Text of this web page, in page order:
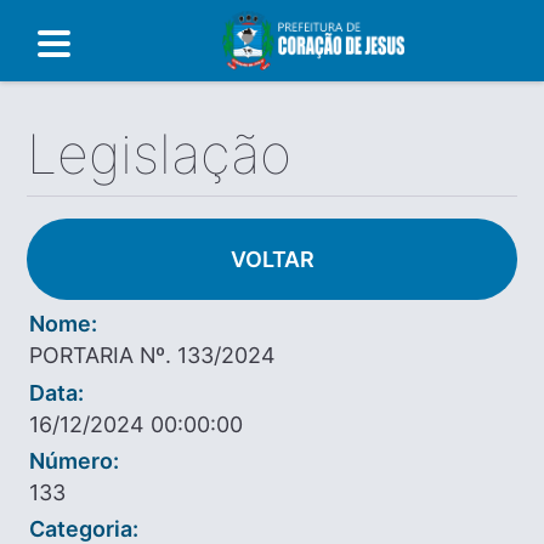
Legislação
VOLTAR
Nome:
PORTARIA Nº. 133/2024
Data:
16/12/2024 00:00:00
Número:
133
Categoria: